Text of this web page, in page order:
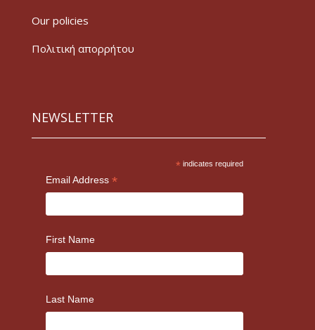
Our policies
Πολιτική απορρήτου
NEWSLETTER
* indicates required
Email Address *
First Name
Last Name